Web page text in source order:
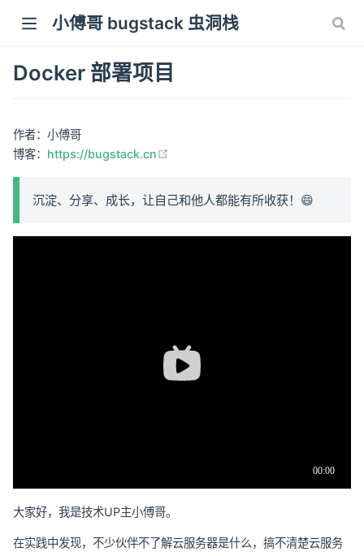
小傅哥 bugstack 虫洞栈
Docker 部署项目
作者：小傅哥
博客： https://bugstack.cn
沉淀、分享、成长，让自己和他人都能有所收获！😄
大家好，我是技术UP主小傅哥。
在实践中发现，不少伙伴不了解云服务器是什么，搞不清楚云服务